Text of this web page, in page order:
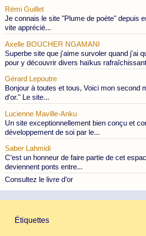
Rémi Guillet
Je connais le site "Plume de poète" depuis
vite apprécié...
Axelle BOUCHER NGAMANI
Superbe site que j'aime survoler quand j'ai
pour y découvrir divers haïkus
Gérard Lepoutre
Bonjour à toutes et tous, Voici mon second
d'or." Le site...
Lucienne Maville-Anku
Un site exceptionnellement bien conçu et
développement de soi par le...
Saber Lahmidi
C’est un honneur de faire partie de cet
deviennent ponts entre...
Consultez le livre d’or
Étiquettes